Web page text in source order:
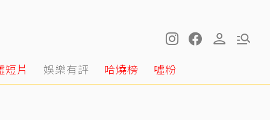
短片 娛樂有評 哈燒榜 噓粉